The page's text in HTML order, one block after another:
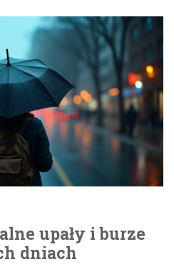
upały i burze
dniach